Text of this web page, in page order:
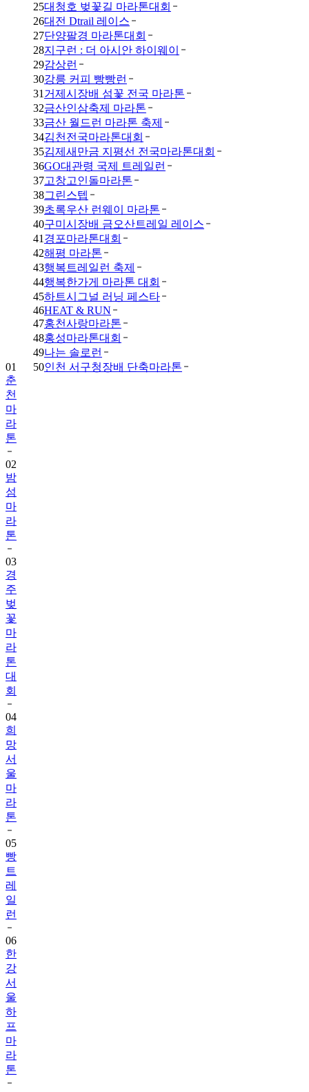
25대청호 벚꽃길 마라톤대회
26대전 Dtrail 레이스
27단양팔경 마라톤대회
28지구런 : 더 아시안 하이웨이
29감상런
30강릉 커피 빵빵런
31 거제시장배 섬꽃 전국 마라톤
32금산인삼축제 마라톤
33금산 월드런 마라톤 축제
34김천전국마라톤대회
35김제새만금 지평선 전국마라톤대회
36GO대관령 국제 트레일런
37고창고인돌마라톤
38그린스텝
39초록우산 런웨이 마라톤
40구미시장배 금오산트레일 레이스
41 경포마라톤대회
42해평 마라톤
43행복트레일런 축제
44행복한가게 마라톤 대회
45하트시그널 러닝 페스타
46HEAT & RUN
47홍천사랑마라톤
48홍성마라톤대회
49나는 솔로런
50인천 서구청장배 단축마라톤
01
춘
천
마
라
톤
02
밤
섬
마
라
톤
03
경
주
벚
꽃
마
라
톤
대
회
04
희
망
서
울
마
라
톤
05
빵
트
레
일
런
06
한
강
서
울
하
프
마
라
톤